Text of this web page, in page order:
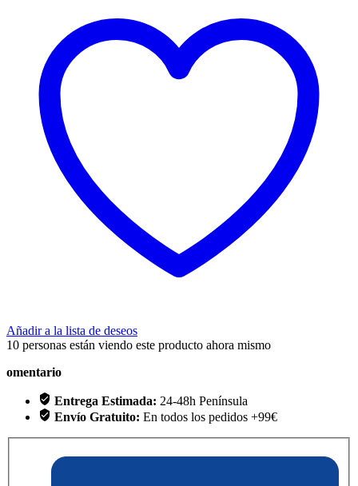
Añadir a la lista de deseos
10 personas están viendo este producto ahora mismo
omentario
Entrega Estimada: 24-48h Península
Envío Gratuito: En todos los pedidos +99€